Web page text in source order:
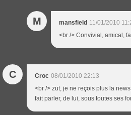
M mansfield 11/01/2010
<br /> Convivial, amical,
C Croc 08/01/2010 22:13
<br /> zut, je ne reçois plus la
fait parler, de lui, sous toutes ses